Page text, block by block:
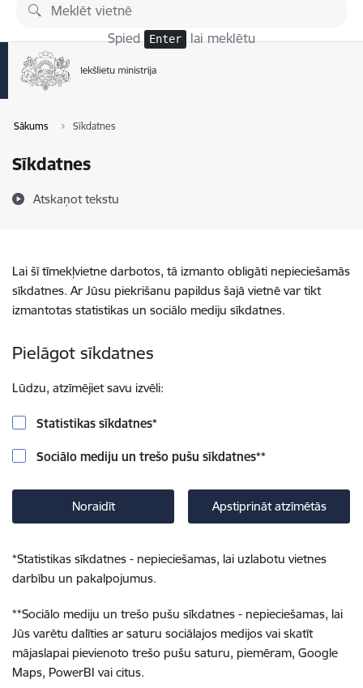
Pāriet uz lapas saturu
Spied Enter lai meklētu
Sākums Sīkdatnes
Sīkdatnes
Atskaņot tekstu
Lai šī tīmekļvietne darbotos, tā izmanto obligāti nepieciešamās
sīkdatnes. Ar Jūsu piekrišanu papildus šajā vietnē var tikt
izmantotas statistikas un sociālo mediju sīkdatnes.
Pielāgot sīkdatnes
Lūdzu, atzīmējiet savu izvēli:
Statistikas sīkdatnes*
Sociālo mediju un trešo pušu sīkdatnes**
Noraidīt Apstiprināt atzīmētās
*Statistikas sīkdatnes - nepieciešamas, lai uzlabotu vietnes
darbību un pakalpojumus.
**Sociālo mediju un trešo pušu sīkdatnes - nepieciešamas, lai
Jūs varētu dalīties ar saturu sociālajos medijos vai skatīt
mājaslapai pievienoto trešo pušu saturu, piemēram, Google
Maps, PowerBI vai citus.